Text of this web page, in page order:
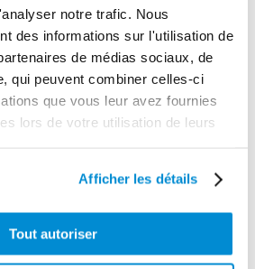
notre trafic. Nous
des informations sur l'utilisation de
de médias sociaux, de
qui peuvent combiner celles-ci
que vous leur avez fournies
lors de votre utilisation de leurs
Afficher les détails
Tout autoriser